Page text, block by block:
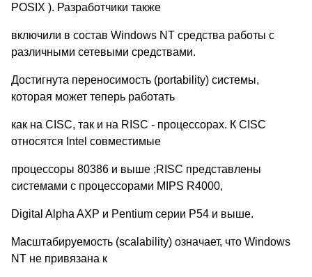
POSIX ). Разработчики также
включили в состав Windows NT средства работы с
различными сетевыми средствами.
Достигнута переносимость (portability) системы,
которая может теперь работать
как на CISC, так и на RISC - процессорах. К CISC
относятся Intel совместимые
процессоры 80386 и выше ;RISC представлены
системами с процессорами MIPS R4000,
Digital Alpha AXP и Pentium серии P54 и выше.
Масштабируемость (scalability) означает, что Windows
NT не привязана к